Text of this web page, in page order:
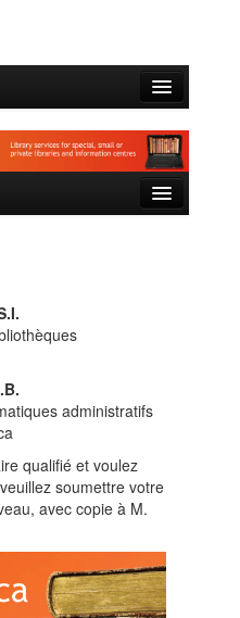
administratifs
qualifié et voulez
soumettre votre
avec copie à M.